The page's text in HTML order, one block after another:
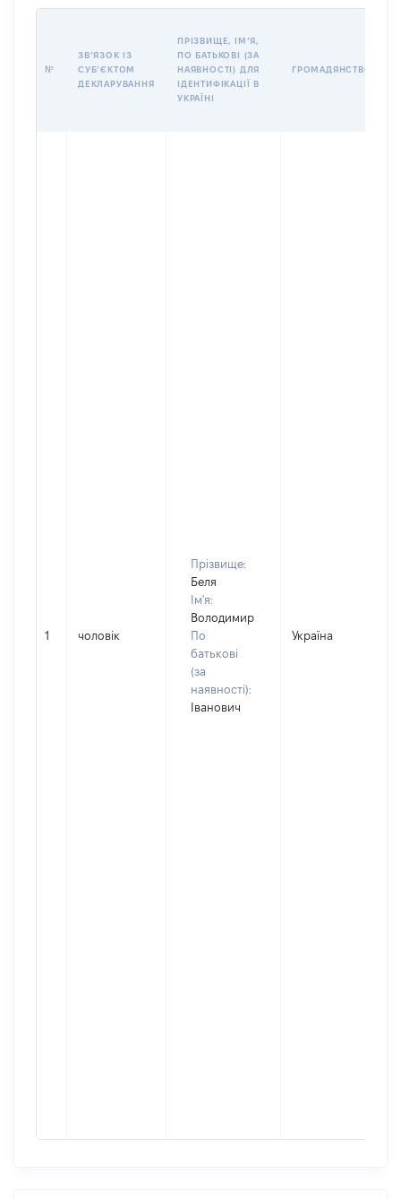
№
ЗВʼЯЗОК ІЗ
СУБʼЄКТОМ
ДЕКЛАРУВАННЯ
ПРІЗВИЩЕ, ІМʼЯ,
ПО БАТЬКОВІ (ЗА
НАЯВНОСТІ) ДЛЯ
ІДЕНТИФІКАЦІЇ В
УКРАЇНІ
ГРОМАДЯНСТВО
1 чоловік
Прізвище:
Беля
Ім'я:
Володимир
По
батькові
(за
наявності):
Іванович
Україна